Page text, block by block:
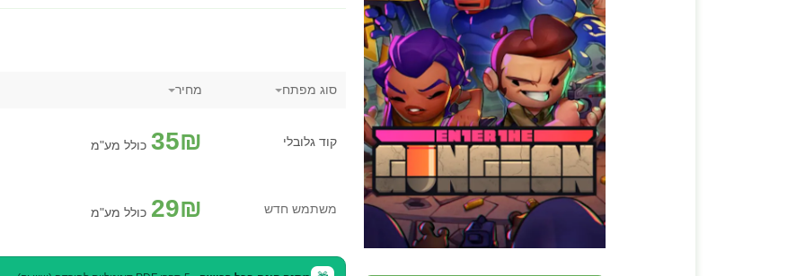
סוג מפתח מחיר
קוד גלובלי 35₪ כולל מע"מ
משתמש חדש 29₪ כולל מע"מ